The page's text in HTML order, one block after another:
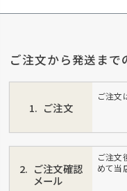
ご注文から発送まで
ご注文
ご注文
ご注文確認
メール
ご注文
めて当